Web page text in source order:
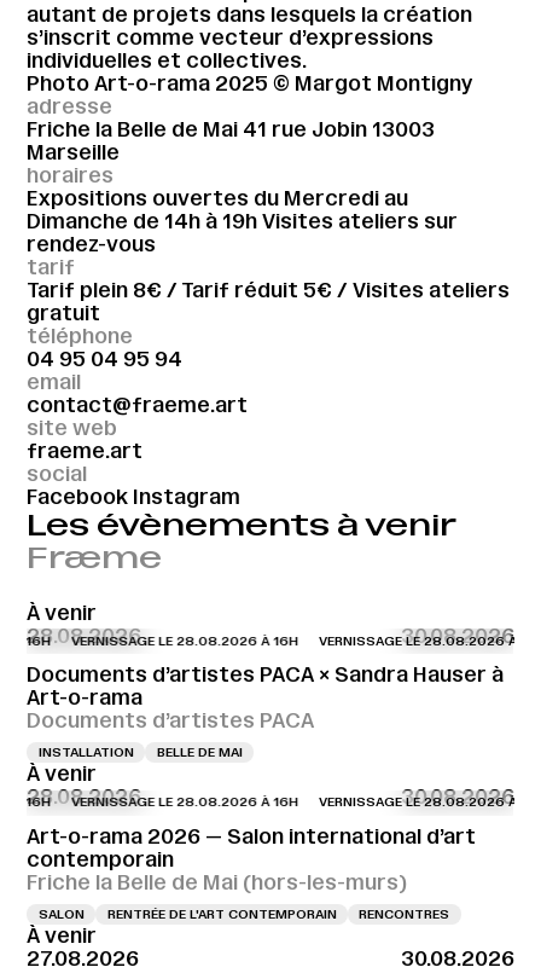
adresse
Friche la Belle de Mai 41 rue Jobin 13003
Marseille
horaires
Expositions ouvertes du Mercredi au
Dimanche de 14h à 19h Visites ateliers sur
rendez-vous
tarif
Tarif plein 8€ / Tarif réduit 5€ / Visites ateliers
gratuit
téléphone
04 95 04 95 94
email
contact@fraeme.art
site web
fraeme.art
social
Facebook Instagram
autant de projets dans lesquels la création
s’inscrit comme vecteur d’expressions
individuelles et collectives.
Photo Art-o-rama 2025 © Margot Montigny
Les évènements à venir
Fræme
À venir
28.08.2026
30.08.2026
16H VERNISSAGE LE 28.08.2026 À 16H VERNISSAGE LE 28.08.2026 À 16H
Documents d’artistes PACA × Sandra Hauser à
Art-o-rama
Documents d’artistes PACA
INSTALLATION BELLE DE MAI
À venir
28.08.2026
30.08.2026
16H VERNISSAGE LE 28.08.2026 À 16H VERNISSAGE LE 28.08.2026 À 16H
Art-o-rama 2026 — Salon international d’art
contemporain
Friche la Belle de Mai (hors-les-murs)
SALON RENTRÉE DE L'ART CONTEMPORAIN RENCONTRES
À venir
27.08.2026
30.08.2026